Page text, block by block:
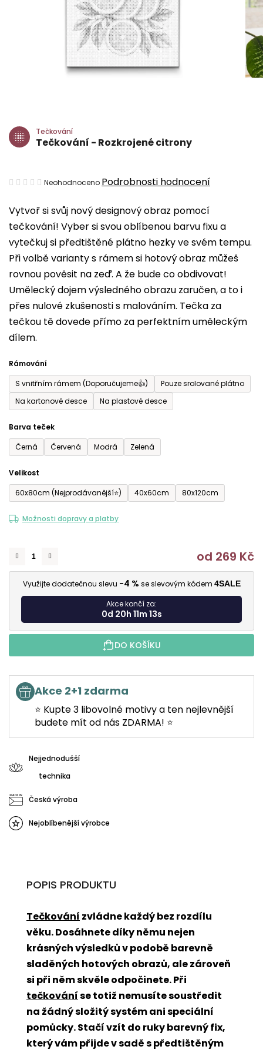
Vytvoř si svůj nový designový obraz pomocí
tečkování! Vyber si svou oblíbenou barvu fixu a
vytečkuj si předtištěné plátno hezky ve svém tempu.
Při volbě varianty s rámem si hotový obraz můžeš
rovnou pověsit na zeď. A že bude co obdivovat!
Umělecký dojem výsledného obrazu zaručen, a to i
přes nulové zkušenosti s malováním. Tečka za
tečkou tě dovede přímo za perfektním uměleckým
dílem.
Rámování
S vnitřním rámem (Doporučujeme👍)
Pouze srolované plátno
Na kartonové desce
Na plastové desce
Barva teček
Černá
Červená Modrá Zelená
Velikost
60x80cm (Nejprodávanější⭐)
40x60cm 80x120cm
Možnosti dopravy a platby
od 269 Kč
Využijte dodatečnou slevu -4 % se slevovým kódem 4SALE
Akce končí za:
0d 20h 11m 13s
DO KOŠÍKU
Akce 2+1 zdarma
⭐ Kupte 3 libovolné motivy a ten nejlevnější
budete mít od nás ZDARMA! ⭐
Nejjednodušší
technika
Česká výroba
Nejoblíbenější výrobce
Tečkování
Tečkování - Rozkrojené citrony
Průměrné
produktu
je
0,0
z
5
hvězdiček.
Neohodnoceno Podrobnosti hodnocení
POPIS PRODUKTU
Tečkování zvládne každý bez rozdílu
věku. Dosáhnete díky němu nejen
krásných výsledků v podobě barevně
sladěných hotových obrazů, ale zároveň
si při něm skvěle odpočinete. Při
tečkováníse totiž nemusíte soustředit
na žádný složitý systém ani speciální
pomůcky. Stačí vzít do ruky barevný fix,
který vám přijde v sadě s předtištěným